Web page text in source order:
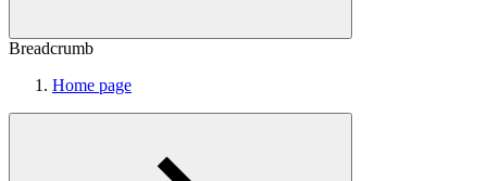
Breadcrumb
Home page